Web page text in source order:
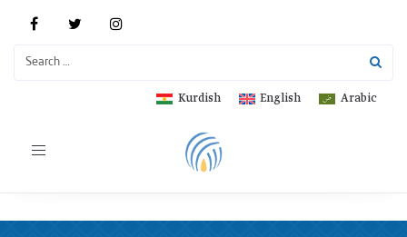
Arabic
English
Kurdish
Toggle